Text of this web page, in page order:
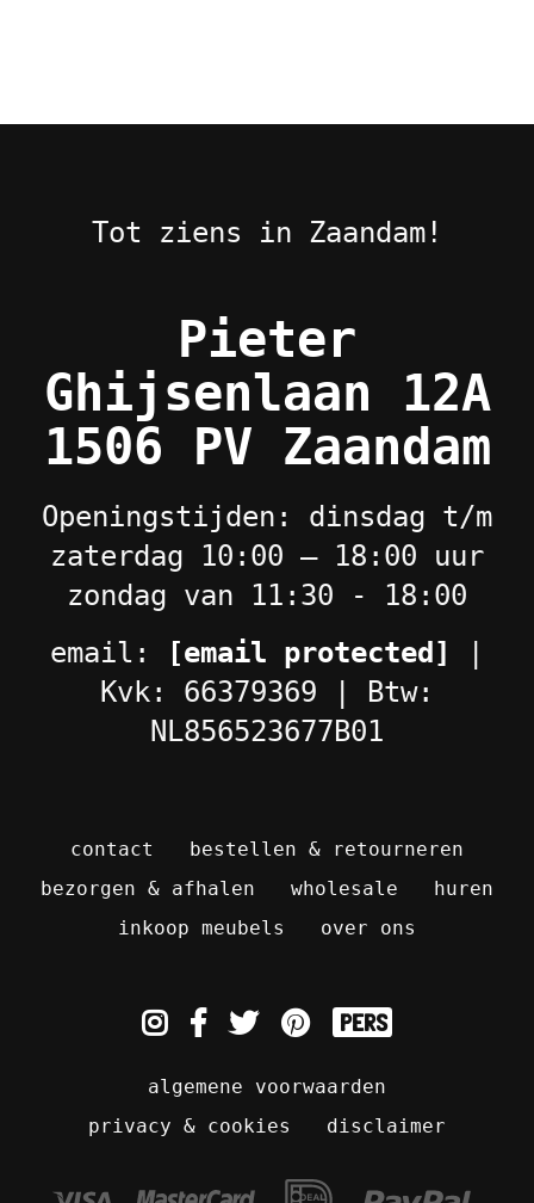
Tot ziens in Zaandam!
Pieter
Ghijsenlaan 12A
1506 PV Zaandam
Openingstijden: dinsdag t/m
zaterdag 10:00 – 18:00 uur
zondag van 11:30 - 18:00
email:
[email protected]
Kvk: 66379369 | Btw:
NL856523677B01
contact
bestellen & retourneren
bezorgen & afhalen
wholesale
huren
inkoop meubels
over ons
pers
algemene voorwaarden
privacy & cookies
disclaimer